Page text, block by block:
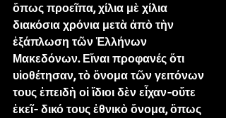
ὅπως προεῖπα, χίλια μὲ χίλια
διακόσια χρόνια μετὰ ἀπὸ τὴν
ἐξάπλωση τῶν Ἑλλήνων
Μακεδόνων. Εἴναι προφανές ὅτι
υἱοθέτησαν, τὸ ὄνομα τῶν γειτόνων
τους ἐπειδὴ οἱ ἴδιοι δὲν εἶχαν-οὔτε
ἐκεῖ- δικό τους ἐθνικὸ ὄνομα, ὅπως